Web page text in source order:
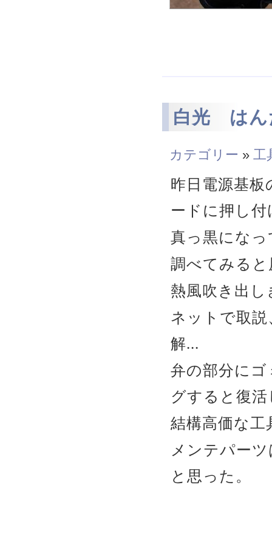
白光 はん
カテゴリー » 工
昨日電源基
ードに押し
真っ黒にな
調べてみる
熱風吹き出
ネットで取
解...
弁の部分に
グすると復
結構高価な
メンテパー
と思った。